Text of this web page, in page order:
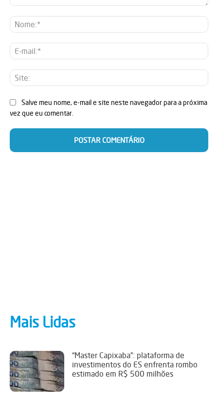
E-
Salve meu nome, e-mail e site neste navegador para a próxima
vez que eu comentar.
Mais Lidas
“Master Capixaba”: plataforma de
investimentos do ES enfrenta rombo
estimado em R$ 500 milhões